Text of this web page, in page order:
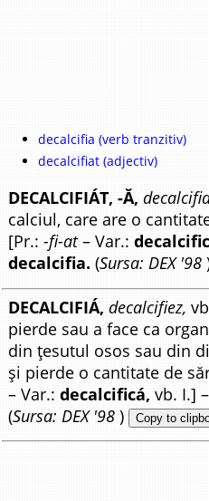
decalcifia (verb tranzitiv)
decalcifiat (adjectiv)
DECALCIFIÁT, -Ă,
calciul, care are o
[Pr.:-fi-at– Var.:
decalcifia. (Sursa: DEX '98
DECALCIFIÁ, decalcifiez,
pierde sau a face ca
din țesutul osos sau din
și pierde o cantitate de
– Var.:decalcificá, vb. I.]
(Sursa: DEX '98 ) Copy to